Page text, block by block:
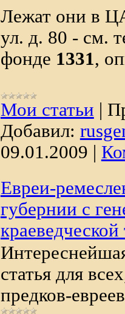
Лежат они в
ул. д. 80 - см.
фонде 1331,
Мои статьи
Добавил:
09.01.2009
Евреи-
губернии с
статья для
предков-